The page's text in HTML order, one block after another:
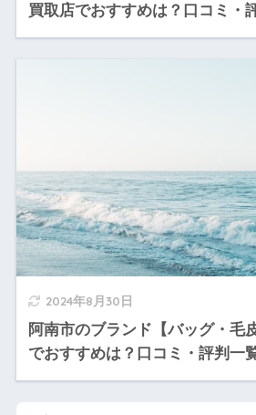
買取店でおすすめは？口コミ・
2024年8月30日
阿南市のブランド【バッグ・毛
でおすすめは？口コミ・評判一